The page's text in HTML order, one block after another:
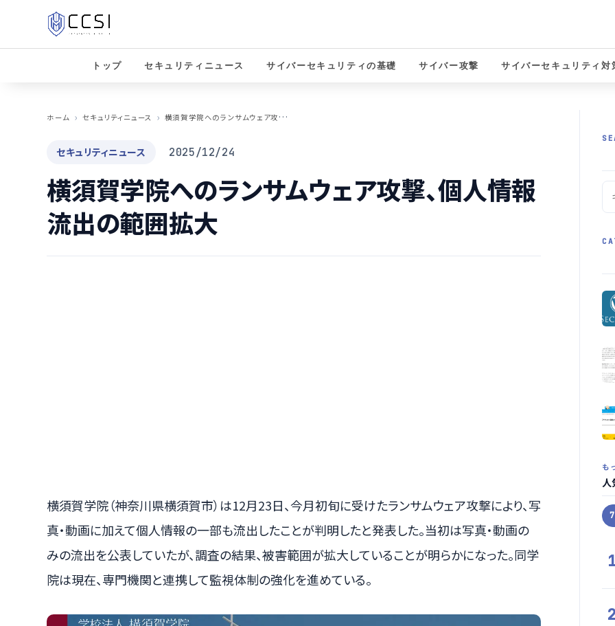
トップ セキュリティニュース サイバーセキュリティの基礎 サイバー攻撃 サイバーセキュリティ対
ホーム
セキュリティニュース 横
須賀学院へのランサムウェア攻撃、個人情報流出の範囲拡大
セキュリティニュース 2025/12/24
横須賀学院へのランサムウェア攻撃、個人情報
流出の範囲拡大
横須賀学院（神奈川県横須賀市）は12月23日、今月初旬に受けたランサムウェア攻撃により、写
真・動画に加えて個人情報の一部も流出したことが判明したと発表した。当初は写真・動画の
みの流出を公表していたが、調査の結果、被害範囲が拡大していることが明らかになった。同学
院は現在、専門機関と連携して監視体制の強化を進めている。
も
2